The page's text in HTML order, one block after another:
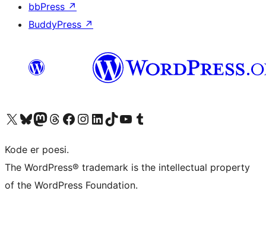
bbPress ↗
BuddyPress ↗
Besøg vores X (tidligere Twitter) konto
Besøg vores Bluesky-konto
Besøg vores Mastodon konto
Besøg vores Threads-konto
Besøg vores Facebook sideBesøg vores Instagram konto
Besøg vores LinkedIn konto
Besøg vores TikTok-konto
Besøg vores YouTube-kanalBesøg vores Tumblr-konto
Kode er poesi.
The WordPress® trademark is the intellectual property
of the WordPress Foundation.